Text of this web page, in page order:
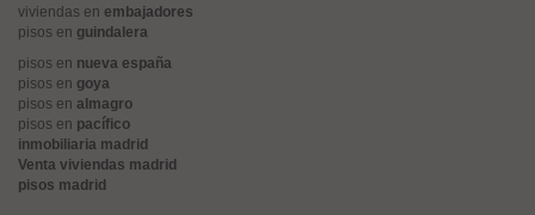
viviendas en embajadores
pisos en guindalera
pisos en nueva españa
pisos en goya
pisos en almagro
pisos en pacífico
inmobiliaria madrid
Venta viviendas madrid
pisos madrid